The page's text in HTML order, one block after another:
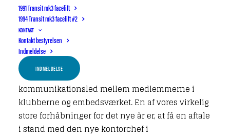
1991 Transit mk3 facelift
1994 Transit mk3 facelift #2
KONTAKT
Kontakt bestyrelsen
Indmeldelse
INDMELDELSE
hobbyrelateret organisation, men en bevægelse,
som er underorganisation af det
verdensomspændende FIVA, akkrediteret til
UNESCO.
Motorhistorisk Samråd er jo sat i verden som
kommunikationsled mellem medlemmerne i
klubberne og embedsværket. En af vores virkelig
store forhåbninger for det nye år er, at få en aftale
i stand med den nye kontorchef i